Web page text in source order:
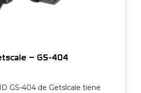
– GS-404
GS-404 de Getslcale tiene